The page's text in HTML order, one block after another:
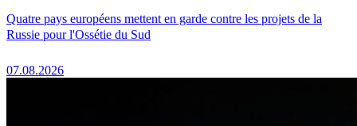
Quatre pays européens mettent en garde contre les projets de la
Russie pour l'Ossétie du Sud
07.08.2026